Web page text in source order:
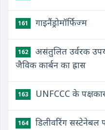
161 गाइनैंड्रोमॉर्फिज्म
162
असंतुलित उर्वरक
जैविक कार्बन का ह्रास
163 UNFCCC के
164 डिलीवरिंग